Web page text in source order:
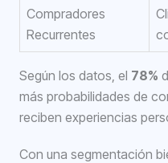
Compradores
Recurrentes
Según los datos, el 78%
más probabilidades de
reciben experiencias
Con una segmentación